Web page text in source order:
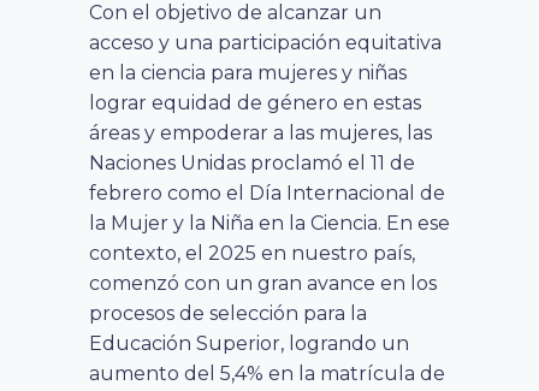
Con el objetivo de alcanzar un
acceso y una participación equitativa
en la ciencia para mujeres y niñas
lograr equidad de género en estas
áreas y empoderar a las mujeres, las
Naciones Unidas proclamó el 11 de
febrero como el Día Internacional de
la Mujer y la Niña en la Ciencia. En ese
contexto, el 2025 en nuestro país,
comenzó con un gran avance en los
procesos de selección para la
Educación Superior, logrando un
aumento del 5,4% en la matrícula de